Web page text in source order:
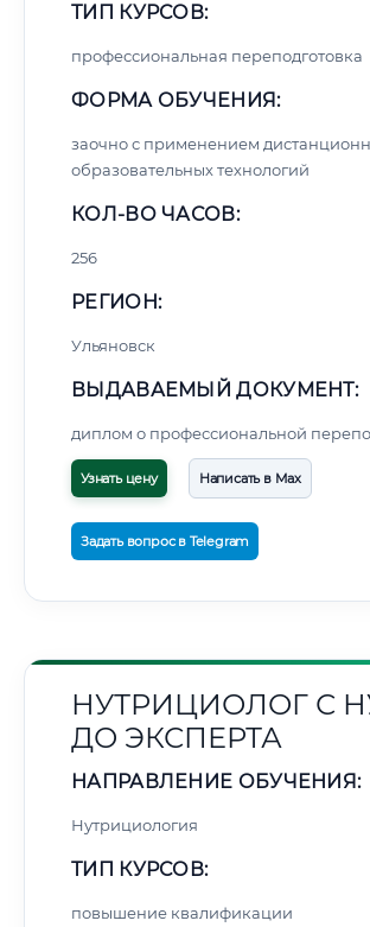
ТИП КУРСОВ:
профессиональная переподготовка
ФОРМА ОБУЧЕНИЯ:
заочно с применением
образовательных технологий
КОЛ-ВО ЧАСОВ:
256
РЕГИОН:
Ульяновск
ВЫДАВАЕМЫЙ ДОКУМЕНТ:
диплом о профессиональной
Узнать цену Написать в Max
Задать вопрос в Telegram
НУТРИЦИОЛОГ С
ДО ЭКСПЕРТА
НАПРАВЛЕНИЕ ОБУЧЕНИЯ:
Нутрициология
ТИП КУРСОВ:
повышение квалификации